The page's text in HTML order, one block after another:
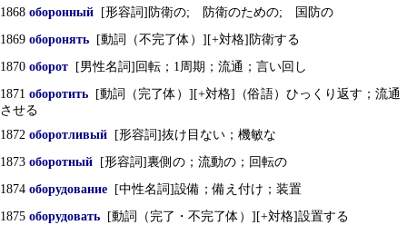
1868 оборонный [形容詞]防衛の; 防衛のための; 国防の
1869 оборонять [動詞（不完了体）][+対格]防衛する
1870 оборот [男性名詞]回転；1周期；流通；言い回し
1871 оборотить [動詞（完了体）][+対格]（俗語）ひっくり返す；流通
させる
1872 оборотливый [形容詞]抜け目ない；機敏な
1873 оборотный [形容詞]裏側の；流動の；回転の
1874 оборудование [中性名詞]設備；備え付け；装置
1875 оборудовать [動詞（完了・不完了体）][+対格]設置する